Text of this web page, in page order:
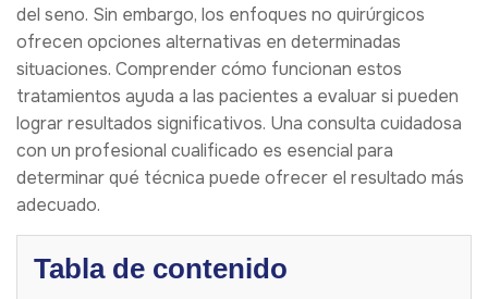
del seno. Sin embargo, los enfoques no quirúrgicos
ofrecen opciones alternativas en determinadas
situaciones. Comprender cómo funcionan estos
tratamientos ayuda a las pacientes a evaluar si pueden
lograr resultados significativos. Una consulta cuidadosa
con un profesional cualificado es esencial para
determinar qué técnica puede ofrecer el resultado más
adecuado.
Tabla de contenido